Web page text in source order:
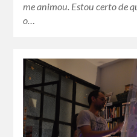
me animou. Estou certo de
o…